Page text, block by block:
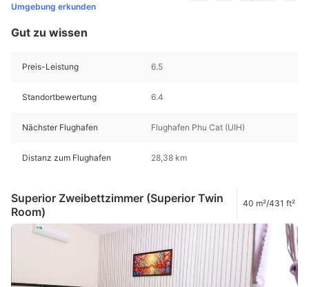
Umgebung erkunden
Gut zu wissen
Preis-Leistung 6.5
Standortbewertung 6.4
Nächster Flughafen Flughafen Phu Cat (UIH)
Distanz zum Flughafen 28,38 km
Superior Zweibettzimmer (Superior Twin
Room)
40 m²/431 ft²